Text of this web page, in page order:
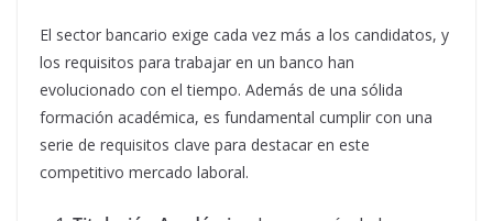
El sector bancario exige cada vez más a los candidatos, y
los requisitos para trabajar en un banco han
evolucionado con el tiempo. Además de una sólida
formación académica, es fundamental cumplir con una
serie de requisitos clave para destacar en este
competitivo mercado laboral.